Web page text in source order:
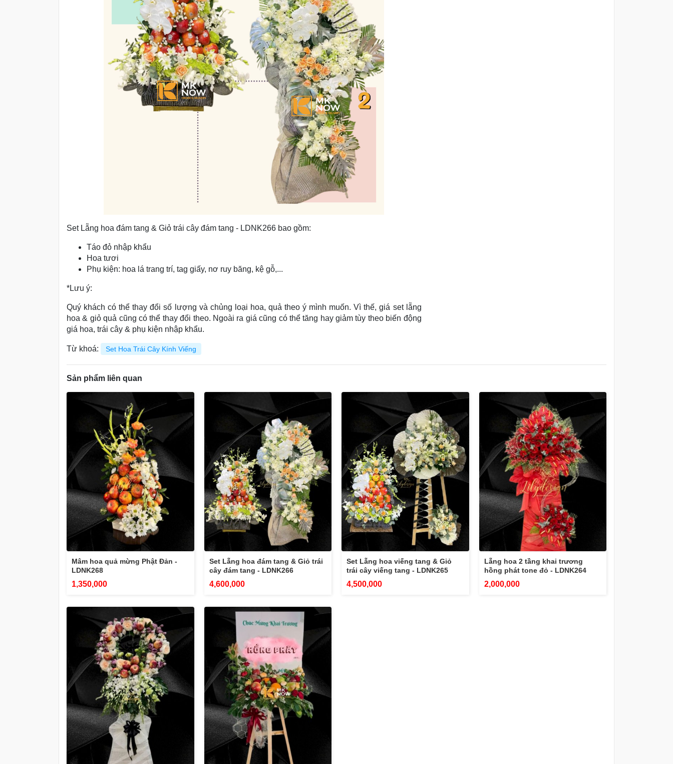
Set Lẵng hoa đám tang & Giỏ trái cây đám tang - LDNK266 bao gồm:
Táo đỏ nhập khẩu
Hoa tươi
Phụ kiện: hoa lá trang trí, tag giấy, nơ ruy băng, kệ gỗ,...
*Lưu ý:
Quý khách có thể thay đổi số lượng và chủng loại hoa, quả theo ý mình muốn. Vì thế, giá set lẵng
hoa & giỏ quả cũng có thể thay đổi theo. Ngoài ra giá cũng có thể tăng hay giảm tùy theo biến động
giá hoa, trái cây & phụ kiện nhập khẩu.
Từ khoá: Set Hoa Trái Cây Kính Viếng
Sản phẩm liên quan
Mâm hoa quả mừng Phật Đản -
LDNK268
1,350,000
Set Lẵng hoa đám tang & Giỏ trái
cây đám tang - LDNK266
4,600,000
Set Lẵng hoa viếng tang & Giỏ
trái cây viếng tang - LDNK265
4,500,000
Lẵng hoa 2 tầng khai trương
hồng phát tone đỏ - LDNK264
2,000,000